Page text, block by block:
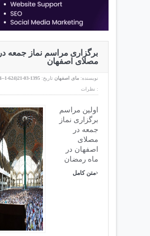
برگزاری مراسم نماز جمعه در
مصلای اصفهان
نویسنده: مای اصفهان تاریخ: 1395-03-21(
624-1--1014
نظرات :
اولین مراسم
برگزاری نماز
جمعه در
مصلای
اصفهان در
ماه رمضان
متن کامل›